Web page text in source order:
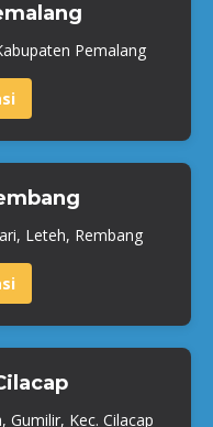
Pemalang
Leteh, Rembang
Gumilir, Kec. Cilacap